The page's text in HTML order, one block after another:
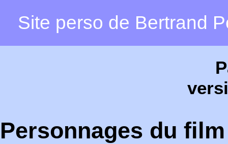
Site perso de Bertrand
Personnages du